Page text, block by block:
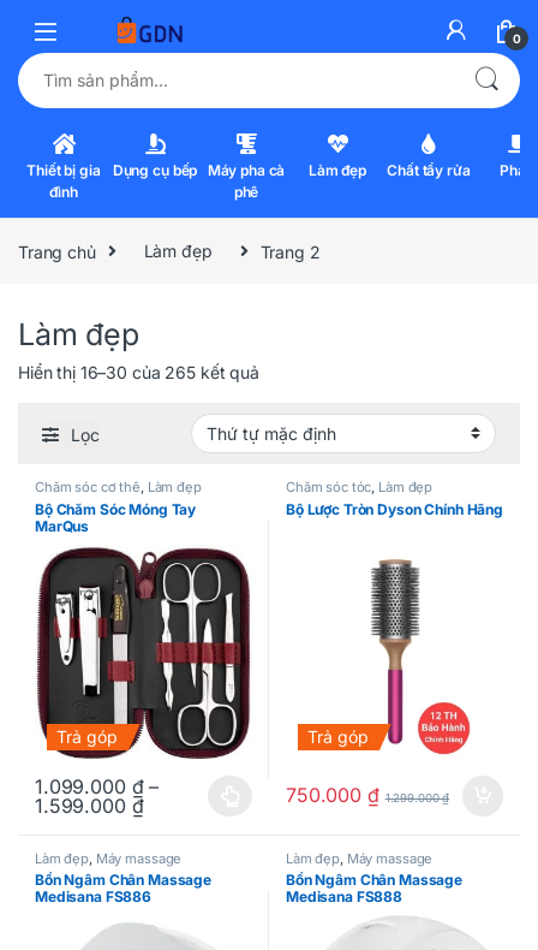
0
Tìm kiếm:
Thiết bị gia
đình
Dụng cụ bếp Máy pha cà
phê
Làm đẹp Chất tẩy rửa Pha
Trang chủ Làm đẹp Trang 2
Làm đẹp
Hiển thị 16–30 của 265 kết quả
Lọc
Chăm sóc cơ thể, Làm đẹp
Bộ Chăm Sóc Móng Tay
MarQus
Trả góp
1.099.000 ₫–
1.599.000 ₫
Sản phẩm này có nhiều biến thể. Các tùy chọn có thể được
Chăm sóc tóc, Làm đẹp
Bộ Lược Tròn Dyson Chính Hãng
Trả góp
750.000 ₫ 1.299.000₫
Làm đẹp, Máy massage
Bồn Ngâm Chân Massage
Medisana FS886
Làm đẹp, Máy massage
Bồn Ngâm Chân Massage
Medisana FS888